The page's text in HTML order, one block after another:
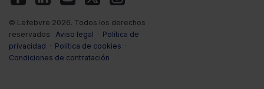
© Lefebvre 2026. Todos los derechos
reservados. Aviso legal · Política de
privacidad · Política de cookies ·
Condiciones de contratación